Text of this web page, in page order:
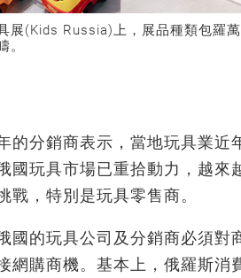
展(Kids Russia)上，展品種類包羅萬
。
的分銷商表示，當地玩具業近
國玩具市場已重拾動力，越來
戰，特別是玩具零售商。
國的玩具公司及分銷商必須對
網購商機。基本上，俄羅斯消